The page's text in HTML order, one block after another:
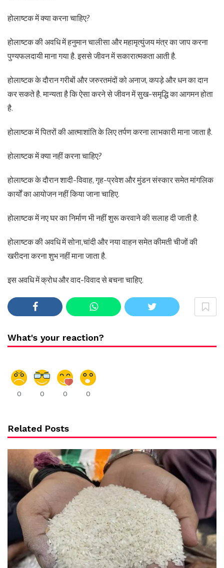
होलाष्टक में क्या करना चाहिए?
होलाष्टक की अवधि में हनुमान चालीसा और महामृत्युंजय मंत्र का जाप करना
पुण्यफलदायी माना गया है. इससे जीवन में सकारात्मकता आती है.
होलाष्टक के दौरान गरीबों और जरुरतमंदों को अनाज, कपड़े और धन का दान
कर सकते है. मान्यता है कि ऐसा करने से जीवन में सुख-समृद्धि का आगमन होता
है.
होलाष्टक में पितरों की आत्माशांति के लिए तर्पण करना लाभकारी माना जाता है.
होलाष्टक में क्या नहीं करना चाहिए?
होलाष्टक के दौरान शादी-विवाह, गृह-प्रवेश और मुंडन संस्कार समेत मांगलिक
कार्यों का आयोजन नहीं किया जाना चाहिए.
होलाष्टक में नए घर का निर्माण भी नहीं शुरू करवाने की सलाह दी जाती है.
होलाष्टक की अवधि में सोना,चांदी और नया वाहन समेत कीमती चीजों की
खरीदना करना शुभ नहीं माना जाता है.
इस अवधि में क्रोध और वाद-विवाद से बचना चाहिए.
What's your reaction?
0 0 0 0
Related Posts